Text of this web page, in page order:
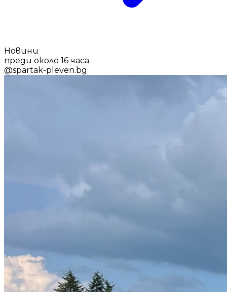
Новини
преди около 16 часа
@spartak-pleven.bg